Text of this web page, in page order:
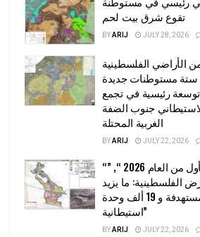
تقوع شرق بيت لحم
BYARIJ JULY 28, 2026
دونما من الأراضي الفلسطينية
مستوطنات جديدة
رئيسية في تجمع
جنوب الضفة
الغربية المحتلة
BYARIJ JULY 22, 2026
“حتى النصف الأول من العام 2026 “, ”
الفلسطينية: ما يزيد
عن 22 ألف دونم مستهدفة و 19 ألف وحدة
استيطانية”
BYARIJ JULY 22, 2026